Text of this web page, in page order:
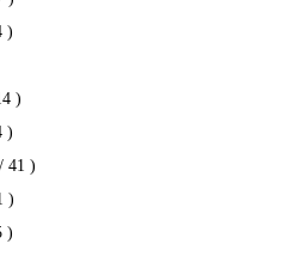
)
)
)
41 )
)
)